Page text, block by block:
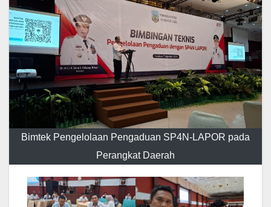
Bimtek Pengelolaan Pengaduan SP4N-LAPOR pada
Perangkat Daerah